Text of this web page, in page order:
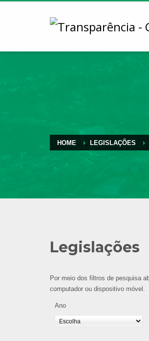
HOME LEGISLAÇÕES
Legislações
Por meio dos filtros de pesquisa
computador ou dispositivo móvel.
Ano